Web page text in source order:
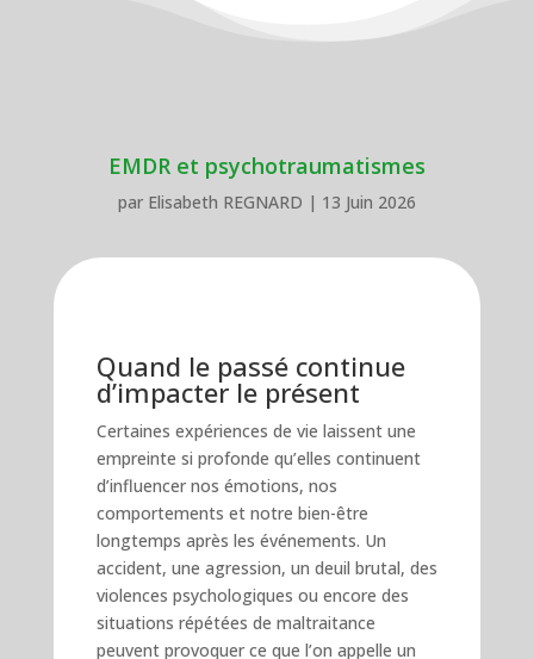
EMDR et psychotraumatismes
par Elisabeth REGNARD | 13 Juin 2026
Quand le passé continue
d’impacter le présent
Certaines expériences de vie laissent une
empreinte si profonde qu’elles continuent
d’influencer nos émotions, nos
comportements et notre bien-être
longtemps après les événements. Un
accident, une agression, un deuil brutal, des
violences psychologiques ou encore des
situations répétées de maltraitance
peuvent provoquer ce que l’on appelle un